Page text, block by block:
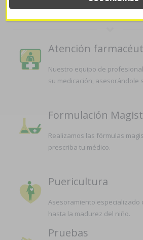
Atención
Nuestro equipo de
su medicación, asesorándole
Formulación
Realizamos las fórmulas
prescriba tu médico.
Puericultura
Asesoramiento especializado
hasta la madurez del niño.
Pruebas